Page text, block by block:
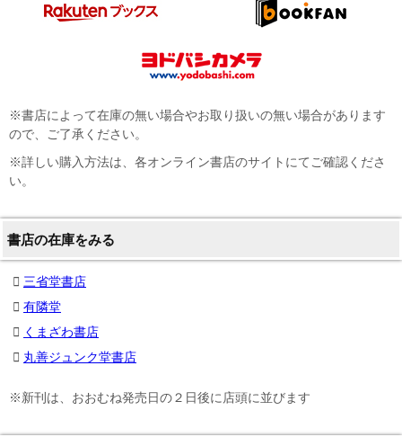
※書店によって在庫の無い場合やお取り扱いの無い場合があります
ので、ご了承ください。
※詳しい購入方法は、各オンライン書店のサイトにてご確認くださ
い。
書店の在庫をみる
三省堂書店
有隣堂
くまざわ書店
丸善ジュンク堂書店
※新刊は、おおむね発売日の２日後に店頭に並びます